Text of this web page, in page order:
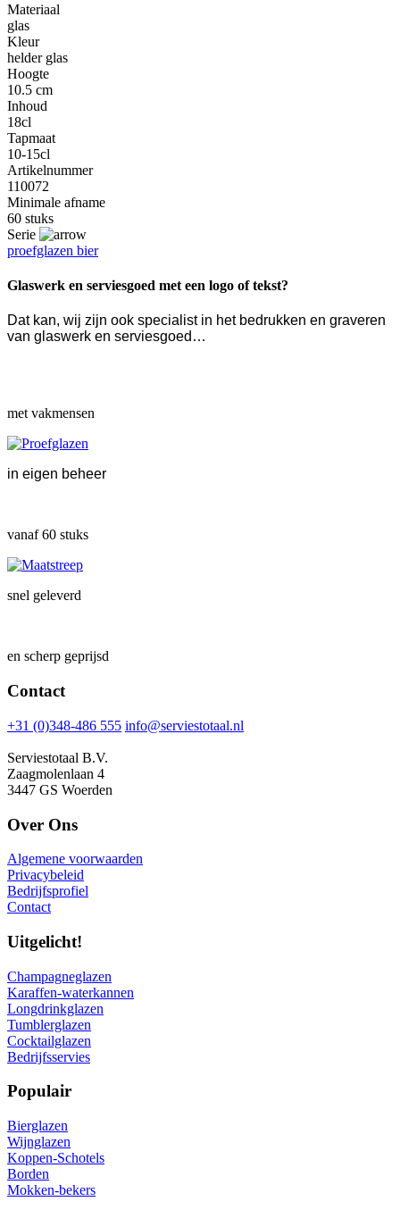
Materiaal
glas
Kleur
helder glas
Hoogte
10.5 cm
Inhoud
18cl
Tapmaat
10-15cl
Artikelnummer
110072
Minimale afname
60 stuks
Serie
proefglazen bier
Glaswerk en serviesgoed met een logo of tekst?
Dat kan, wij zijn ook specialist in het bedrukken en graveren
van glaswerk en serviesgoed…
met vakmensen
in eigen beheer
vanaf 60 stuks
snel geleverd
en scherp geprijsd
Contact
+31 (0)348-486 555 info@serviestotaal.nl
Serviestotaal B.V.
Zaagmolenlaan 4
3447 GS Woerden
Over Ons
Algemene voorwaarden
Privacybeleid
Bedrijfsprofiel
Contact
Uitgelicht!
Champagneglazen
Karaffen-waterkannen
Longdrinkglazen
Tumblerglazen
Cocktailglazen
Bedrijfsservies
Populair
Bierglazen
Wijnglazen
Koppen-Schotels
Borden
Mokken-bekers